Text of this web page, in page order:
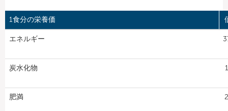
1食分の栄養価
エネルギー
炭水化物
肥満